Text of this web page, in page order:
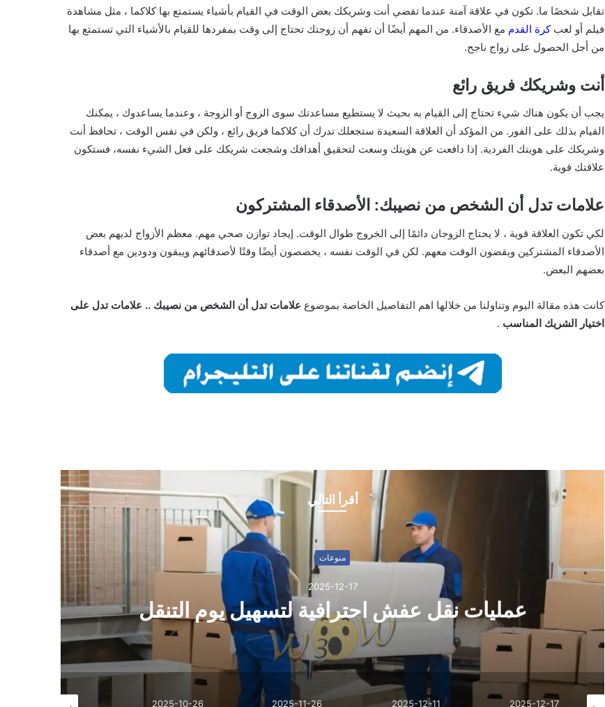
تقابل شخصًا ما. تكون في علاقة آمنة عندما تقضي أنت وشريكك بعض الوقت في القيام بأشياء يستمتع بها كلاكما ، مثل مشاهدة
فيلم أو لعبكرة القدم مع الأصدقاء. من المهم أيضًا أن تفهم أن زوجتك تحتاج إلى وقت بمفردها للقيام بالأشياء التي تستمتع بها
من أجل الحصول على زواج ناجح.
أنت وشريكك فريق رائع
يجب أن يكون هناك شيء تحتاج إلى القيام به بحيث لا يستطيع مساعدتك سوى الزوج أو الزوجة ، وعندما يساعدوك ، يمكنك
القيام بذلك على الفور. من المؤكد أن العلاقة السعيدة ستجعلك تدرك أن كلاكما فريق رائع ، ولكن في نفس الوقت ، تحافظ أنت
وشريكك على هويتك الفردية. إذا دافعت عن هويتك وسعت لتحقيق أهدافك وشجعت شريكك على فعل الشيء نفسه، فستكون
علاقتك قوية.
علامات تدل أن الشخص من نصيبك: الأصدقاء المشتركون
لكي تكون العلاقة قوية ، لا يحتاج الزوجان دائمًا إلى الخروج طوال الوقت. إيجاد توازن صحي مهم. معظم الأزواج لديهم بعض
الأصدقاء المشتركين ويقضون الوقت معهم. لكن في الوقت نفسه ، يخصصون أيضًا وقتًا لأصدقائهم ويبقون ودودين مع أصدقاء
بعضهم البعض.
كانت هذه مقالة اليوم وتناولنا من خلالها اهم التفاصيل الخاصة بموضوع علامات تدل أن الشخص من نصيبك .. علامات تدل على
اختيار الشريك المناسب .
أقرأ التالي
2025-12-11
لماذا جوارب فيل هي الأكثر راحة؟ أسرار الجودة
والتصنيع
2025-12-11
2025-11-26
2025-10-26
2025-10-13
2025-06-17